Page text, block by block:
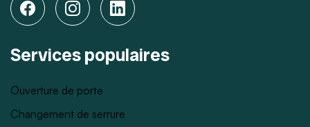
Services populaires
Ouverture de porte
Changement de serrure